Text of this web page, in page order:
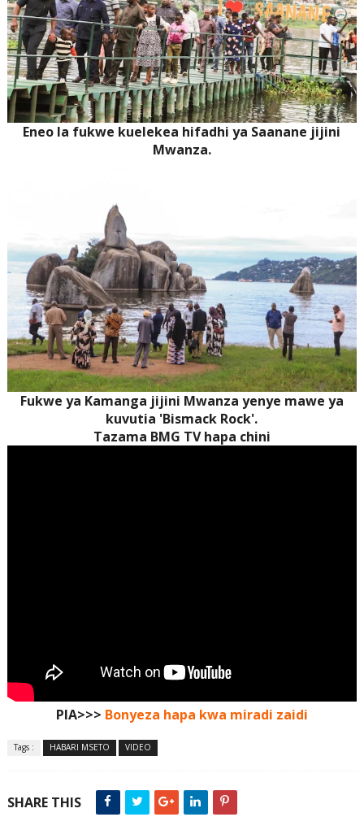
Eneo la fukwe kuelekea hifadhi ya Saanane jijini
Mwanza.
Fukwe ya Kamanga jijini Mwanza yenye mawe ya
kuvutia 'Bismack Rock'.
Tazama BMG TV hapa chini
PIA>>> Bonyeza hapa kwa miradi zaidi
Tags : HABARI MSETO VIDEO
SHARE THIS